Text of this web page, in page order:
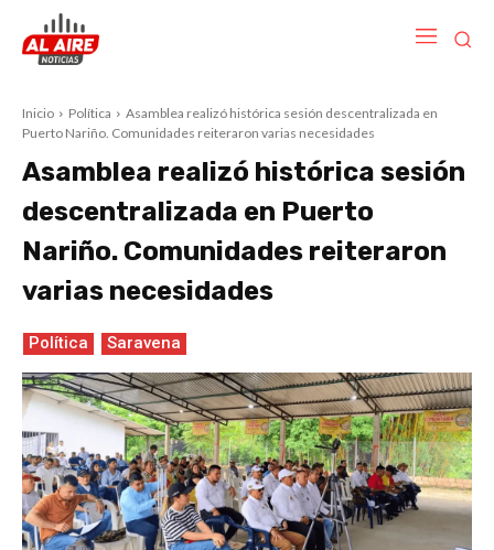
Inicio Política
Asamblea realizó histórica sesión descentralizada en
Puerto Nariño. Comunidades reiteraron varias necesidades
Asamblea realizó histórica sesión
descentralizada en Puerto
Nariño. Comunidades reiteraron
varias necesidades
Política Saravena